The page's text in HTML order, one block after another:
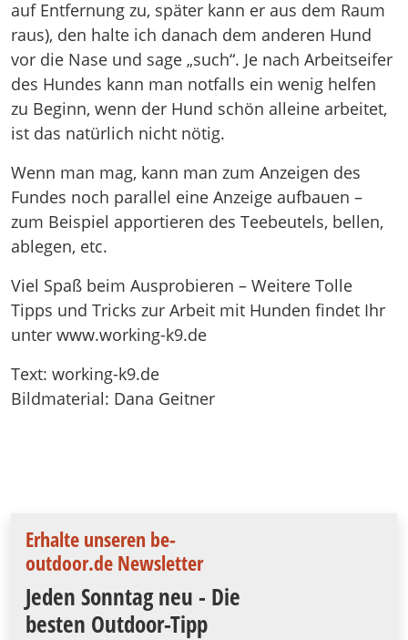
auf Entfernung zu, später kann er aus dem Raum
raus), den halte ich danach dem anderen Hund
vor die Nase und sage „such“. Je nach Arbeitseifer
des Hundes kann man notfalls ein wenig helfen
zu Beginn, wenn der Hund schön alleine arbeitet,
ist das natürlich nicht nötig.
Wenn man mag, kann man zum Anzeigen des
Fundes noch parallel eine Anzeige aufbauen –
zum Beispiel apportieren des Teebeutels, bellen,
ablegen, etc.
Viel Spaß beim Ausprobieren – Weitere Tolle
Tipps und Tricks zur Arbeit mit Hunden findet Ihr
unter www.working-k9.de
Text: working-k9.de
Bildmaterial: Dana Geitner
Erhalte unseren be-
outdoor.de Newsletter
Jeden Sonntag neu - Die
besten Outdoor-Tipp